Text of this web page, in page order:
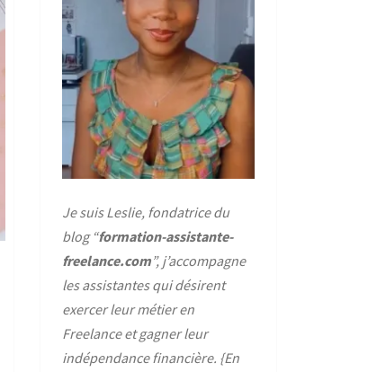
Je suis Leslie, fondatrice du
blog “formation-assistante-
freelance.com”, j’accompagne
les assistantes qui désirent
exercer leur métier en
Freelance et gagner leur
indépendance financière. {En